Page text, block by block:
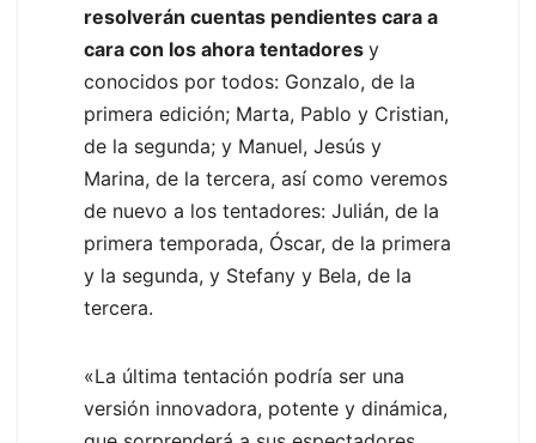
resolverán cuentas pendientes cara a
cara con los ahora tentadores y
conocidos por todos: Gonzalo, de la
primera edición; Marta, Pablo y Cristian,
de la segunda; y Manuel, Jesús y
Marina, de la tercera, así como veremos
de nuevo a los tentadores: Julián, de la
primera temporada, Óscar, de la primera
y la segunda, y Stefany y Bela, de la
tercera.
«La última tentación podría ser una
versión innovadora, potente y dinámica,